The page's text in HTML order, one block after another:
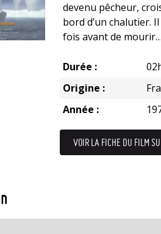
devenu pêcheur,
bord d’un chalutier.
fois avant de
Durée :
Origine :
Année :
VOIR LA FICHE DU FILM